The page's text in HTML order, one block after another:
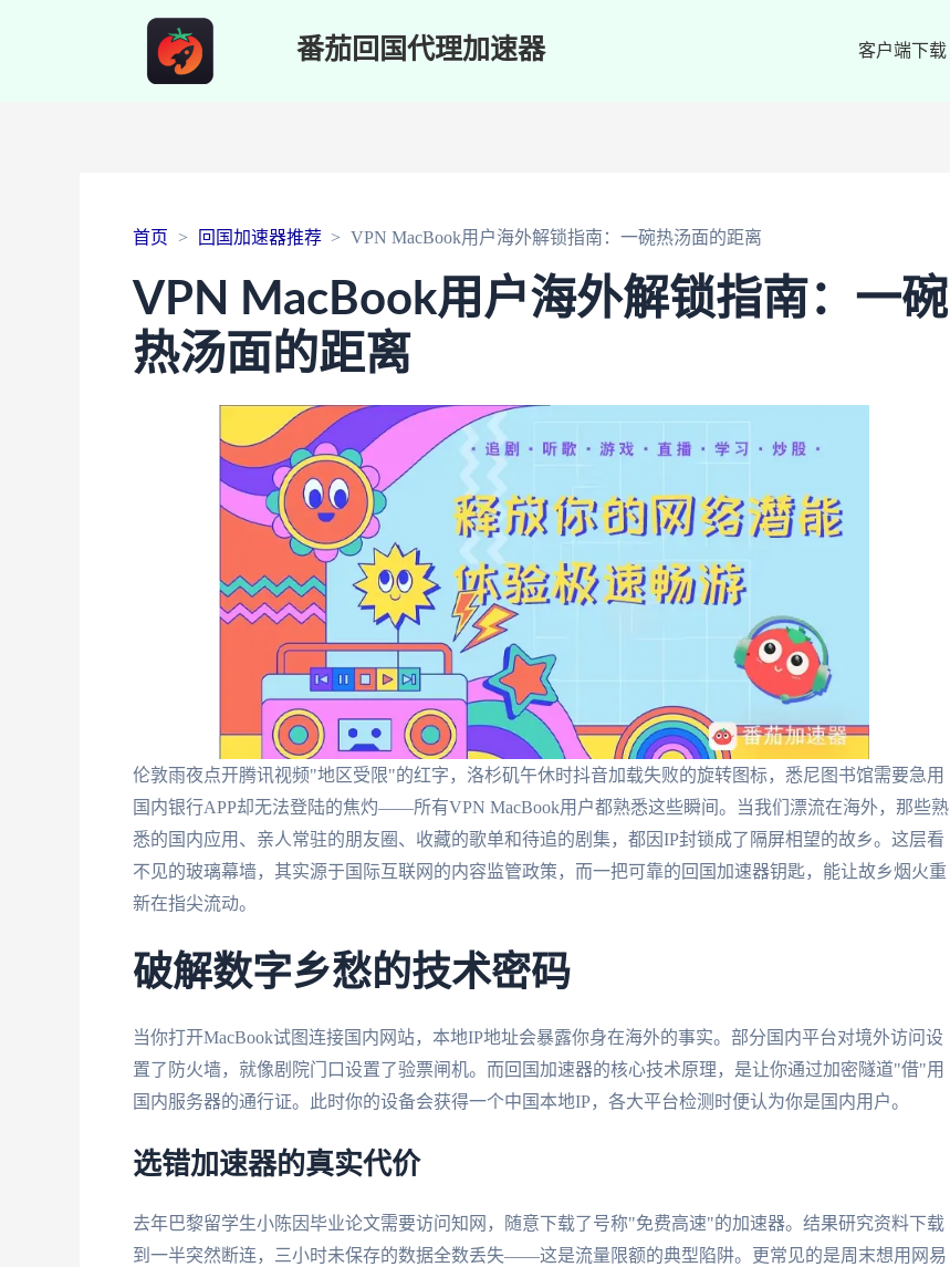
番茄回国代理加速器 客户端下载
首页 回国加速器推荐 VPN MacBook用户海外解锁指南：一碗热汤面的距离
VPN MacBook用户海外解锁指南：一碗
热汤面的距离
伦敦雨夜点开腾讯视频"地区受限"的红字，洛杉矶午休时抖音加载失败的旋转图标，悉尼图书馆需要急用
国内银行APP却无法登陆的焦灼——所有VPN MacBook用户都熟悉这些瞬间。当我们漂流在海外，那些熟
悉的国内应用、亲人常驻的朋友圈、收藏的歌单和待追的剧集，都因IP封锁成了隔屏相望的故乡。这层看
不见的玻璃幕墙，其实源于国际互联网的内容监管政策，而一把可靠的回国加速器钥匙，能让故乡烟火重
新在指尖流动。
破解数字乡愁的技术密码
当你打开MacBook试图连接国内网站，本地IP地址会暴露你身在海外的事实。部分国内平台对境外访问设
置了防火墙，就像剧院门口设置了验票闸机。而回国加速器的核心技术原理，是让你通过加密隧道"借"用
国内服务器的通行证。此时你的设备会获得一个中国本地IP，各大平台检测时便认为你是国内用户。
选错加速器的真实代价
去年巴黎留学生小陈因毕业论文需要访问知网，随意下载了号称"免费高速"的加速器。结果研究资料下载
到一半突然断连，三小时未保存的数据全数丢失——这是流量限额的典型陷阱。更常见的是周末想用网易